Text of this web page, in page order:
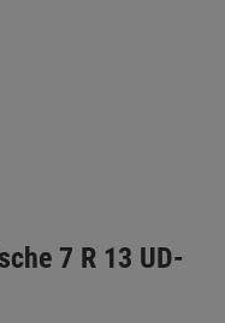
7 R 13 UD-